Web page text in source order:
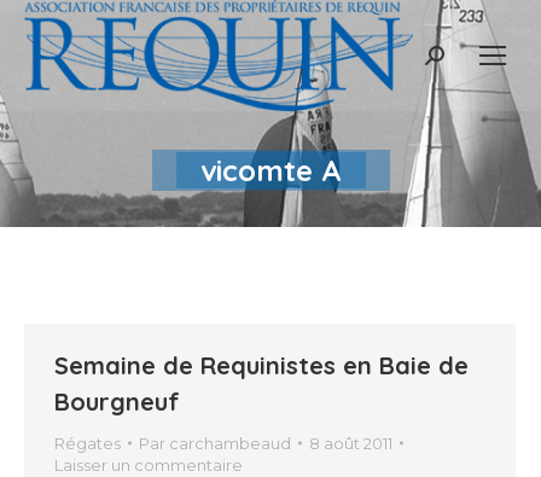
Recherche
vicomte A
Semaine de Requinistes en Baie de
Bourgneuf
Régates Par carchambeaud
8 août 2011
Laisser un commentaire